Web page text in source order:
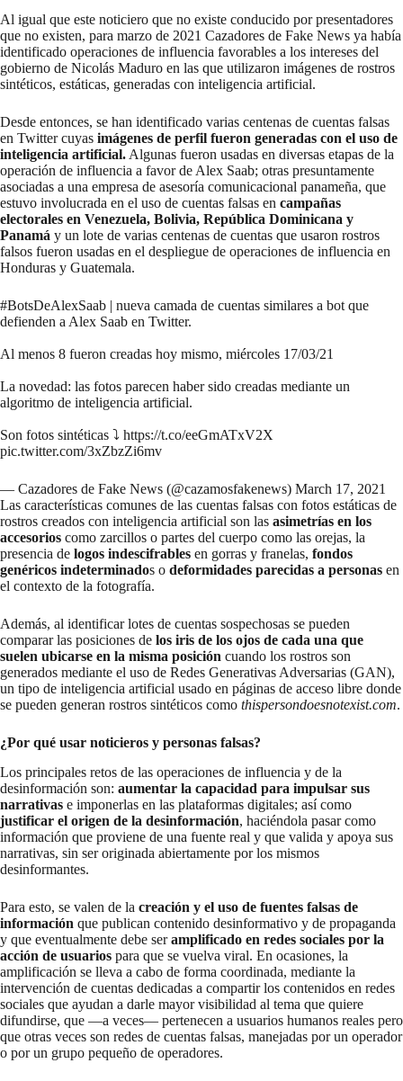
Al igual que este noticiero que no existe conducido por presentadores
que no existen, para marzo de 2021 Cazadores de Fake News ya había
identificado operaciones de influencia favorables a los intereses del
gobierno de Nicolás Maduro en las que utilizaron imágenes de rostros
sintéticos, estáticas, generadas con inteligencia artificial.
Desde entonces, se han identificado varias centenas de cuentas falsas
en Twitter cuyas imágenes de perfil fueron generadas con el uso de
inteligencia artificial. Algunas fueron usadas en diversas etapas de la
operación de influencia a favor de Alex Saab; otras presuntamente
asociadas a una empresa de asesoría comunicacional panameña, que
estuvo involucrada en el uso de cuentas falsas en campañas
electorales en Venezuela, Bolivia, República Dominicana y
Panamá y un lote de varias centenas de cuentas que usaron rostros
falsos fueron usadas en el despliegue de operaciones de influencia en
Honduras y Guatemala.
#BotsDeAlexSaab | nueva camada de cuentas similares a bot que
defienden a Alex Saab en Twitter.
Al menos 8 fueron creadas hoy mismo, miércoles 17/03/21
La novedad: las fotos parecen haber sido creadas mediante un
algoritmo de inteligencia artificial.
Son fotos sintéticas ⤵️ https://t.co/eeGmATxV2X
pic.twitter.com/3xZbzZi6mv
— Cazadores de Fake News (@cazamosfakenews) March 17, 2021
Las características comunes de las cuentas falsas con fotos estáticas de
rostros creados con inteligencia artificial son las asimetrías en los
accesorios como zarcillos o partes del cuerpo como las orejas, la
presencia de logos indescifrables en gorras y franelas, fondos
genéricos indeterminados o deformidades parecidas a personas en
el contexto de la fotografía.
Además, al identificar lotes de cuentas sospechosas se pueden
comparar las posiciones de los iris de los ojos de cada una que
suelen ubicarse en la misma posición cuando los rostros son
generados mediante el uso de Redes Generativas Adversarias (GAN),
un tipo de inteligencia artificial usado en páginas de acceso libre donde
se pueden generan rostros sintéticos como thispersondoesnotexist.com.
¿Por qué usar noticieros y personas falsas?
Los principales retos de las operaciones de influencia y de la
desinformación son: aumentar la capacidad para impulsar sus
narrativas e imponerlas en las plataformas digitales; así como
justificar el origen de la desinformación, haciéndola pasar como
información que proviene de una fuente real y que valida y apoya sus
narrativas, sin ser originada abiertamente por los mismos
desinformantes.
Para esto, se valen de la creación y el uso de fuentes falsas de
información que publican contenido desinformativo y de propaganda
y que eventualmente debe seramplificado en redes sociales por la
acción de usuarios para que se vuelva viral. En ocasiones, la
amplificación se lleva a cabo de forma coordinada, mediante la
intervención de cuentas dedicadas a compartir los contenidos en redes
sociales que ayudan a darle mayor visibilidad al tema que quiere
difundirse, que —a veces— pertenecen a usuarios humanos reales pero
que otras veces son redes de cuentas falsas, manejadas por un operador
o por un grupo pequeño de operadores.